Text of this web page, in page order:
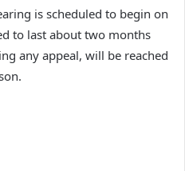
is scheduled to begin on
to last about two months
any appeal, will be reached